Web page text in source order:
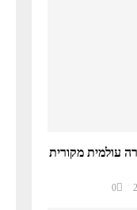
עולמית מקורית
0